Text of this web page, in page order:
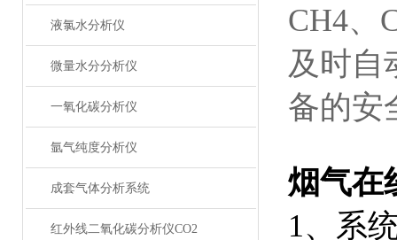
液氯水分析仪
微量水分分析仪
一氧化碳分析仪
氩气纯度分析仪
成套气体分析系统
红外线二氧化碳分析仪CO2
CH4、
及时自
备的安
烟气在
1、系